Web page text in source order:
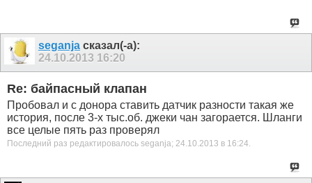
seganja сказал(-а):
24.10.2013 16:20
Re: байпасный клапан
Пробовал и с донора ставить датчик разности такая же
история, после 3-х тыс.об. джеки чан загорается. Шланги
все целые пять раз проверял
Последний раз редактировалось seganja; 24.10.2013 в 16:24.